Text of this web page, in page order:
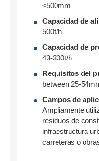
≤500mm
Capacidad de
500t/h
Capacidad de
43-300t/h
Requisitos del
between 25-
Campos de
Ampliamente
residuos de
infraestructura
carreteras o